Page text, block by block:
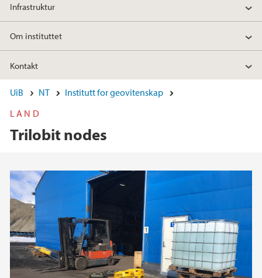
Infrastruktur
Om instituttet
Kontakt
UiB NT
Institutt for geovitenskap
LAND
Trilobit nodes
Hovedinnhold